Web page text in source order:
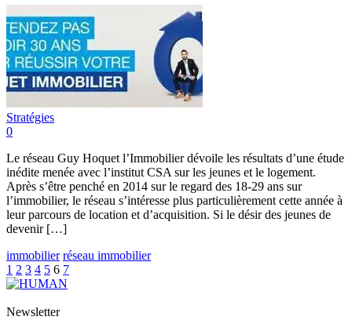
Stratégies
0
Le réseau Guy Hoquet l’Immobilier dévoile les résultats d’une étude
inédite menée avec l’institut CSA sur les jeunes et le logement.
Après s’être penché en 2014 sur le regard des 18-29 ans sur
l’immobilier, le réseau s’intéresse plus particulièrement cette année à
leur parcours de location et d’acquisition. Si le désir des jeunes de
devenir […]
immobilier réseau immobilier
1 2 3 4 5 6 7
Newsletter